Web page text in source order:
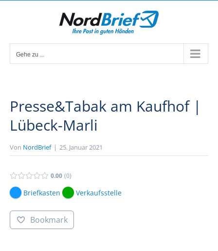
Gehe zu ...
Presse&Tabak am Kaufhof |
Lübeck-Marli
Von NordBrief | 25. Januar 2021
0.00 0
Briefkasten Verkaufsstelle
Bookmark